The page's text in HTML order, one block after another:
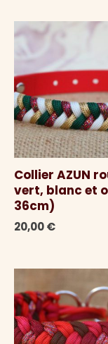
Collier AZUN
vert, blanc et
36cm)
20,00€